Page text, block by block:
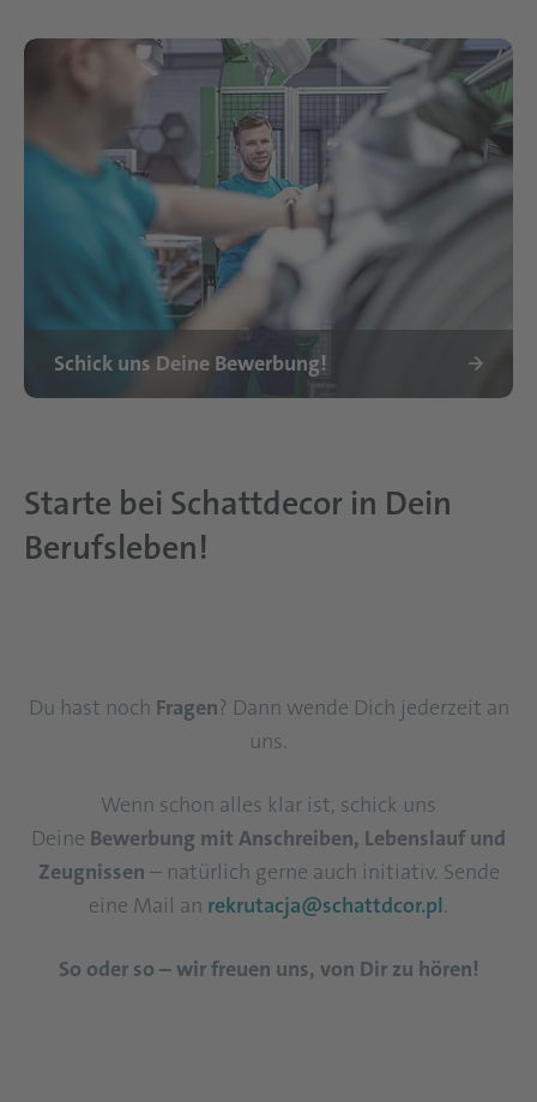
Schick uns Deine Bewerbung!
Starte bei Schattdecor in Dein
Berufsleben!
Du hast noch Fragen? Dann wende Dich jederzeit an
uns.
Wenn schon alles klar ist, schick uns
Deine Bewerbung mit Anschreiben, Lebenslauf und
Zeugnissen – natürlich gerne auch initiativ. Sende
eine Mail an rekrutacja@schattdcor.pl.
So oder so – wir freuen uns, von Dir zu hören!